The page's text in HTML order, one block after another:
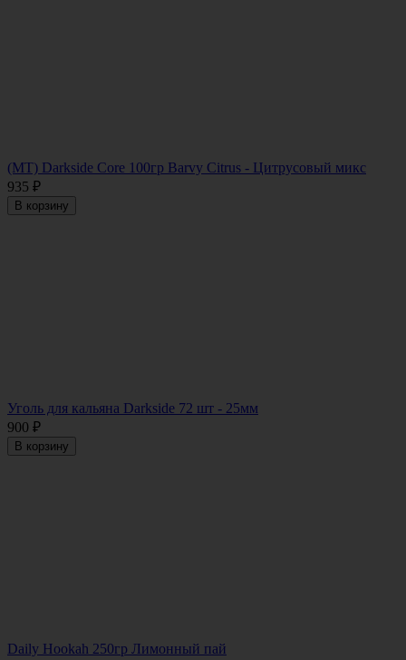
(MT) Darkside Core 100гр Barvy Citrus - Цитрусовый микс
935 ₽
В корзину
Уголь для кальяна Darkside 72 шт - 25мм
900 ₽
В корзину
Daily Hookah 250гр Лимонный пай